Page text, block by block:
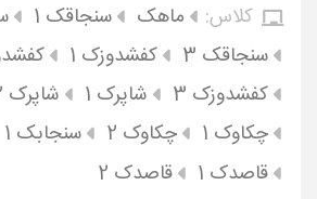
کلاس:
ماهک سنجاقک 1
سنجاقک 3
کفشدوزک 1
کفشدوزک 3
شاپرک 1 شاپرک 2
چکاوک 1
چکاوک 2 سنجابک 1
قاصدک 1
قاصدک 2